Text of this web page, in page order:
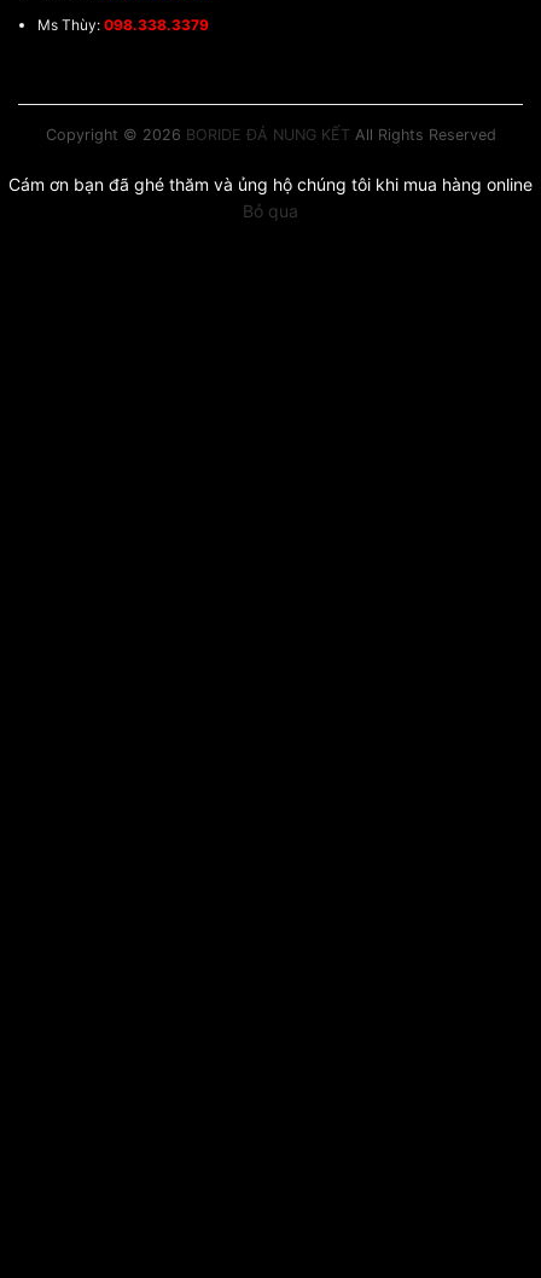
Ms Thùy: 098.338.3379
Copyright © 2026 BORIDE ĐÁ NUNG KẾT All Rights Reserved
Cám ơn bạn đã ghé thăm và ủng hộ chúng tôi khi mua hàng online
Bỏ qua